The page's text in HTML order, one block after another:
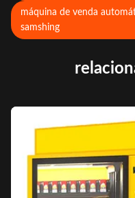
máquina de venda
samshing